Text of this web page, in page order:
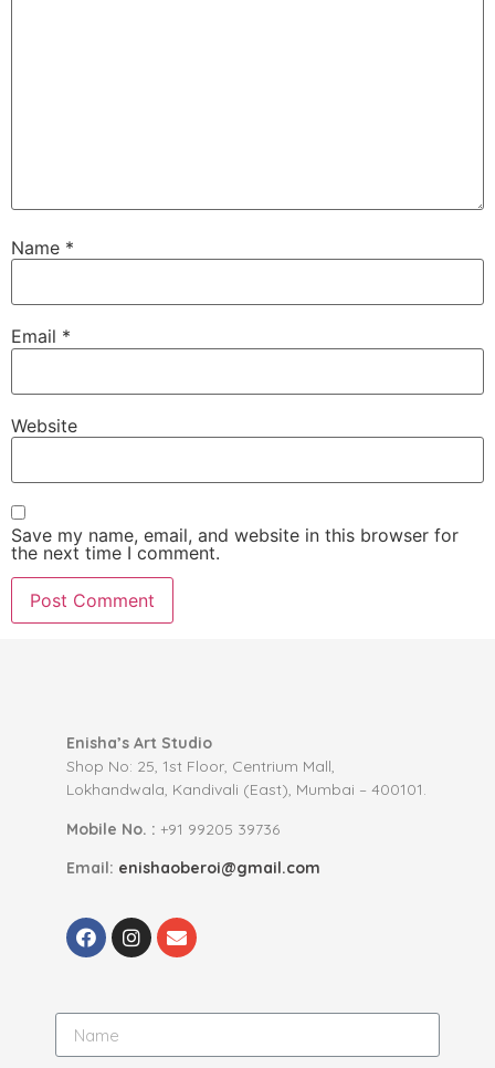
Name *
Email *
Website
Save my name, email, and website in this browser for
the next time I comment.
Enisha’s Art Studio
Shop No: 25, 1st Floor, Centrium Mall,
Lokhandwala, Kandivali (East), Mumbai – 400101.
Mobile No. : +91 99205 39736
Email: enishaoberoi@gmail.com